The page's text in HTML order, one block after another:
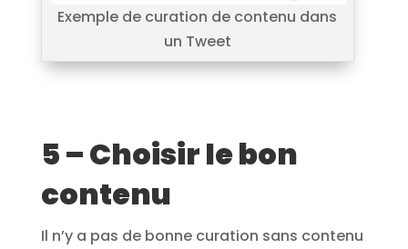
Exemple de curation de contenu dans
un Tweet
5 – Choisir le bon
contenu
Il n’y a pas de bonne curation sans contenu